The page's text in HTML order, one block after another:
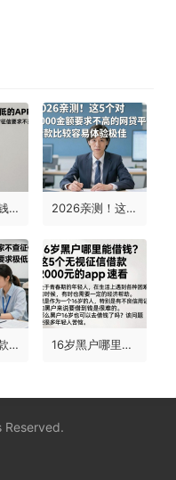
2025黑户借钱门槛最低的APP！不看征信严筛这5个，借40000门槛低对征信要求不高 2026亲测！这5个对5000金额要求不高的网贷平台，借款比较容易体验极佳
2026年必下款！精选几家不查征信高额贷款平台，对征信要求极低 16岁黑户哪里能借钱？这5个无视征信借款2000元的APP速看
Reserved.